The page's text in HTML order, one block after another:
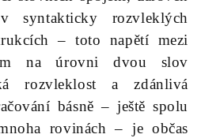
syntakticky rozvleklých
– toto napětí mezi
na úrovni dvou slov
rozvleklost a zdánlivá
básně – ještě spolu
rovinách – je občas